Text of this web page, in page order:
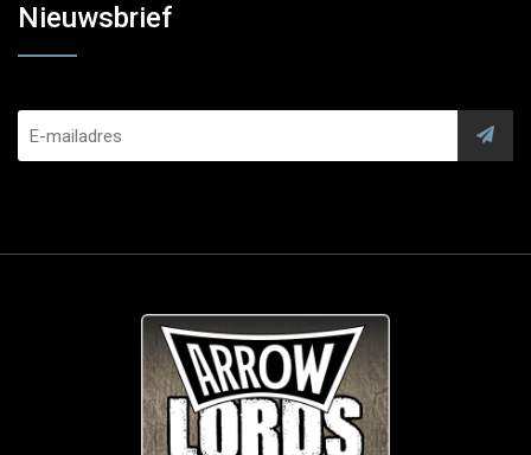
Nieuwsbrief